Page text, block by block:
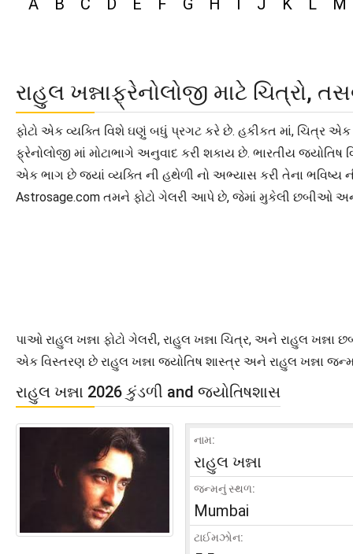
A B C D E F G H I J K L M
રાહુલ ખન્નાફ્રેનોલોજી માટે ચિત્રો,
ફોટો એક વ્યક્તિ વિશે ઘણું બધું પ્રગટ કરે છે. હકીકત માં, ચિત્ર
ફ્રેનોલોજી માં મોટાભાગે અનુવાદ કરી શકાય છે. ભારતીય
એક ભાગ છે જ્યાં વ્યક્તિ ની હથેળી નો અભ્યાસ કરી તેના ભવિષ્ય
Astrosage.com તમને ફોટો ગેલરી આપે છે, જેમાં મુકેલી છબીઓ
પાઓ રાહુલ ખન્ના ફોટો ગેલરી, રાહુલ ખન્ના ચિત્ર, અને રાહુલ
એક વિસ્તરણ છે રાહુલ ખન્ના જ્યોતિષ શાસ્ત્ર અને રાહુલ ખન્ના
રાહુલ ખન્ના 2026 કુંડળી and જ્યોતિષશાસ
નામ:
રાહુલ ખન્ના
જન્મનું સ્થળ:
Mumbai
ટાઈમઝોન: